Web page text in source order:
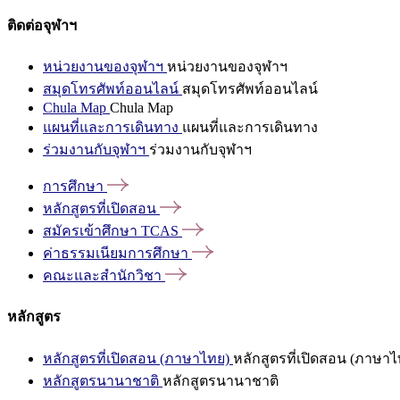
ติดต่อจุฬาฯ
หน่วยงานของจุฬาฯ หน่วยงานของจุฬาฯ
สมุดโทรศัพท์ออนไลน์ สมุดโทรศัพท์ออนไลน์
Chula Map Chula Map
แผนที่และการเดินทาง แผนที่และการเดินทาง
ร่วมงานกับจุฬาฯ ร่วมงานกับจุฬาฯ
การศึกษา
หลักสูตรที่เปิดสอน
สมัครเข้าศึกษา TCAS
ค่าธรรมเนียมการศึกษา
คณะและสำนักวิชา
หลักสูตร
หลักสูตรที่เปิดสอน (ภาษาไทย) หลักสูตรที่เปิดสอน (ภาษาไ
หลักสูตรนานาชาติ หลักสูตรนานาชาติ